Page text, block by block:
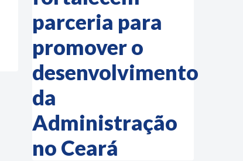
parceria para
promover o
desenvolvimento
da
Administração
no Ceará